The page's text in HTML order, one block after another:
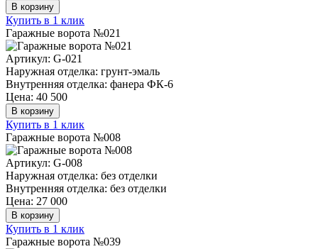
В корзину
Купить в 1 клик
Гаражные ворота №021
Артикул: G-021
Наружная отделка: грунт-эмаль
Внутренняя отделка: фанера ФК-6
Цена: 40 500
В корзину
Купить в 1 клик
Гаражные ворота №008
Артикул: G-008
Наружная отделка: без отделки
Внутренняя отделка: без отделки
Цена: 27 000
В корзину
Купить в 1 клик
Гаражные ворота №039